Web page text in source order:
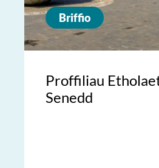
Briffio
Proffiliau
Senedd